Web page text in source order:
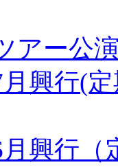
アー公
月興行(
月興行